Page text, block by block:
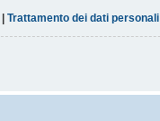
| Trattamento dei dati personali